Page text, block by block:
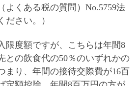
よくある税の質問）No.5759法
ださい。）
限度額ですが、こちらは年間8
との飲食代の50％のいずれかの
まり、年間の接待交際費が16百